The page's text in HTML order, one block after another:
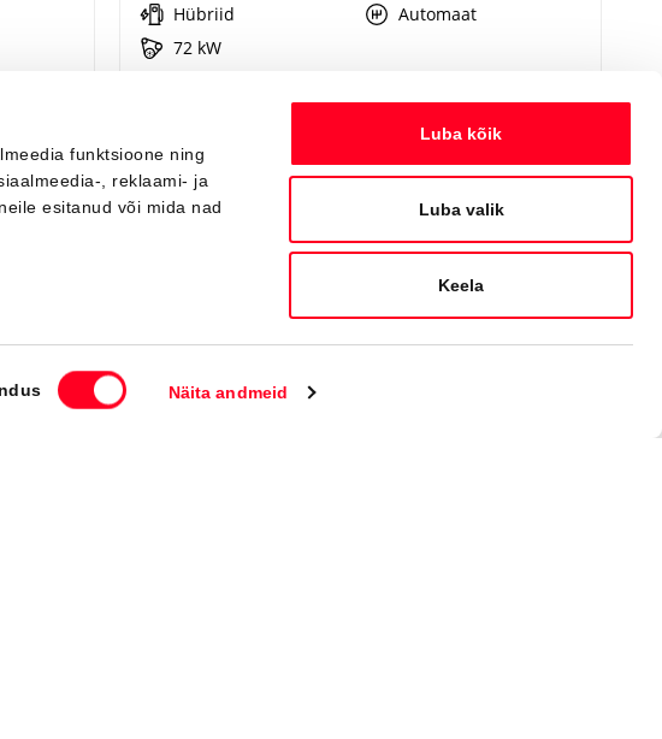
funktsioone ning
, reklaami- ja
esitanud või mida nad
Näita andmeid
Luba kõik
Luba valik
Keela
Hübriid
Automaat
72 kW
Lisa võrdlusse
Saabuv